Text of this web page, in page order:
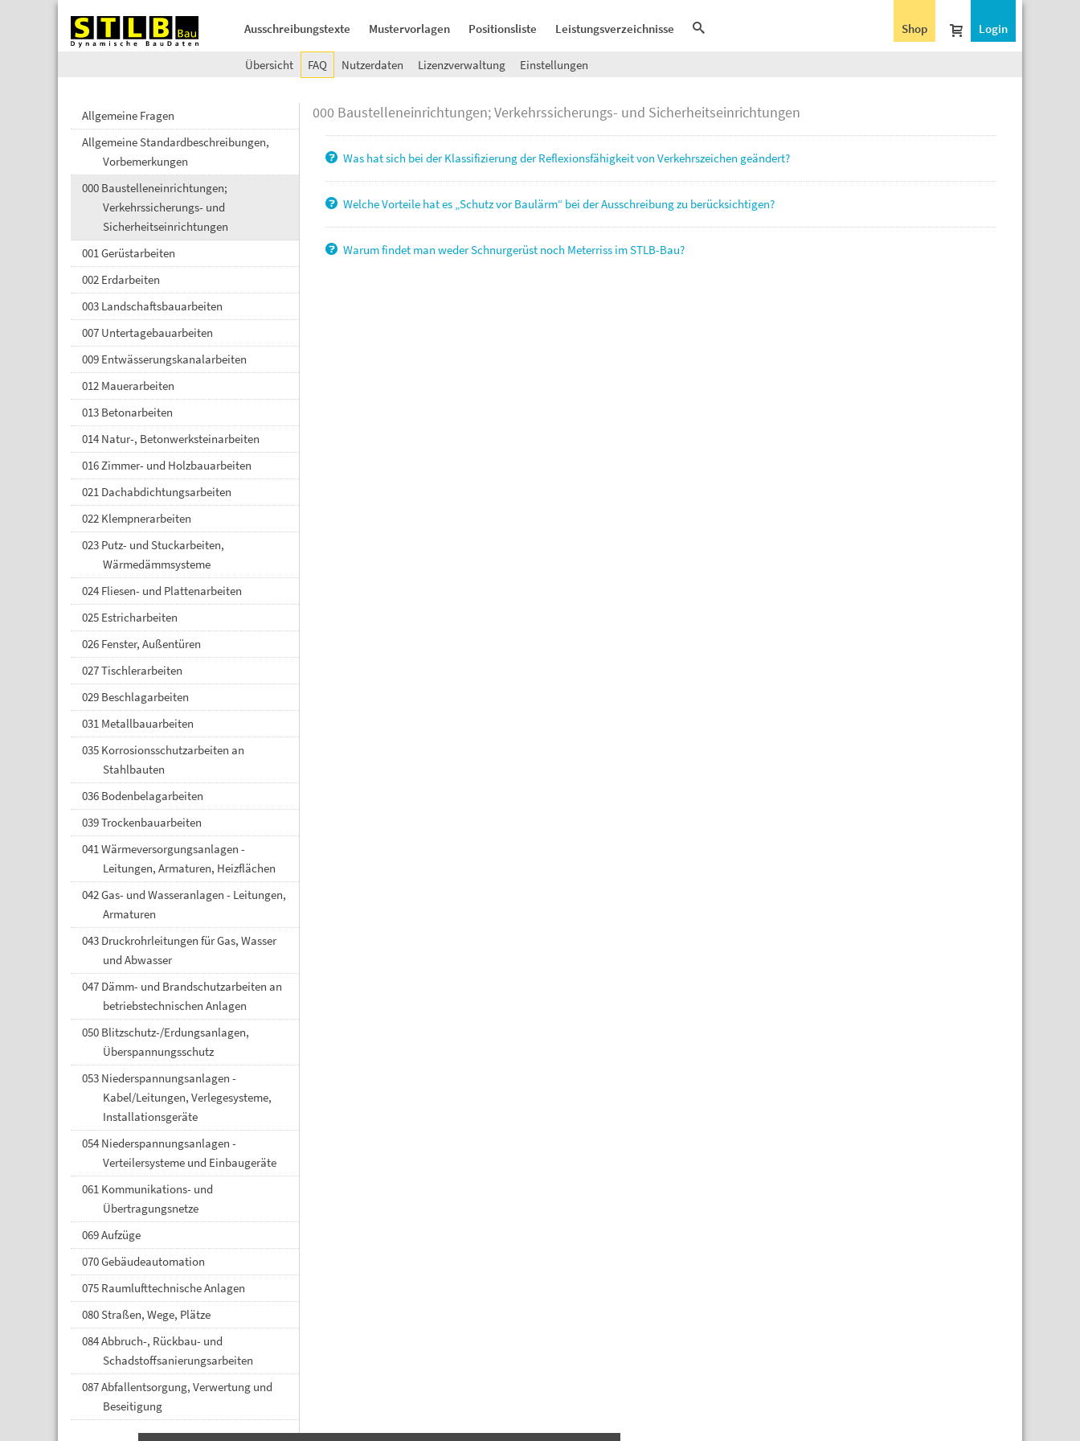
Ausschreibungstexte Mustervorlagen Positionsliste Leistungsverzeichnisse Login
Shop
Übersicht FAQ Nutzerdaten Lizenzverwaltung Einstellungen
Allgemeine Fragen
Allgemeine Standardbeschreibungen,
Vorbemerkungen
000 Baustelleneinrichtungen;
Verkehrssicherungs- und
Sicherheitseinrichtungen
001 Gerüstarbeiten
002 Erdarbeiten
003 Landschaftsbauarbeiten
007 Untertagebauarbeiten
009 Entwässerungskanalarbeiten
012 Mauerarbeiten
013 Betonarbeiten
014 Natur-, Betonwerksteinarbeiten
016 Zimmer- und Holzbauarbeiten
021 Dachabdichtungsarbeiten
022 Klempnerarbeiten
023 Putz- und Stuckarbeiten,
Wärmedämmsysteme
024 Fliesen- und Plattenarbeiten
025 Estricharbeiten
026 Fenster, Außentüren
027 Tischlerarbeiten
029 Beschlagarbeiten
031 Metallbauarbeiten
035 Korrosionsschutzarbeiten an
Stahlbauten
036 Bodenbelagarbeiten
039 Trockenbauarbeiten
041 Wärmeversorgungsanlagen -
Leitungen, Armaturen, Heizflächen
042 Gas- und Wasseranlagen - Leitungen,
Armaturen
043 Druckrohrleitungen für Gas, Wasser
und Abwasser
047 Dämm- und Brandschutzarbeiten an
betriebstechnischen Anlagen
050 Blitzschutz-/Erdungsanlagen,
Überspannungsschutz
053 Niederspannungsanlagen -
Kabel/Leitungen, Verlegesysteme,
Installationsgeräte
054 Niederspannungsanlagen -
Verteilersysteme und Einbaugeräte
061 Kommunikations- und
Übertragungsnetze
069 Aufzüge
070 Gebäudeautomation
075 Raumlufttechnische Anlagen
080 Straßen, Wege, Plätze
084 Abbruch-, Rückbau- und
Schadstoffsanierungsarbeiten
087 Abfallentsorgung, Verwertung und
Beseitigung
000 Baustelleneinrichtungen; Verkehrssicherungs- und Sicherheitseinrichtungen
Was hat sich bei der Klassifizierung der Reflexionsfähigkeit von Verkehrszeichen geändert?
Welche Vorteile hat es „Schutz vor Baulärm“ bei der Ausschreibung zu berücksichtigen?
Warum findet man weder Schnurgerüst noch Meterriss im STLB-Bau?